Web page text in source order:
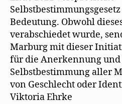
Bedeutung. Obwohl
verabschiedet wurde,
Marburg mit dieser
für die Anerkennung
Selbstbestimmung aller
von Geschlecht oder
Viktoria Ehrke